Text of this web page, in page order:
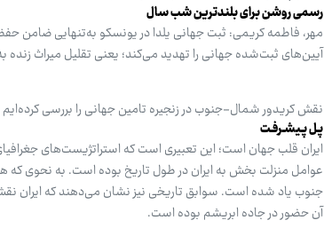
رسمی روشن برای بلندترین شب سال
مهر، فاطمه کریمی: ثبت جهانی یلدا در یونسکو به‌تنهایی ضامن
آیین‌های ثبت‌شده جهانی را تهدید می‌کند؛ یعنی تقلیل میراث زنده
نقش کریدور شمال-جنوب در زنجیره تامین جهانی را بررسی کرده‌ایم
پـل پـیشـرفـت
ایران قلب جهان است؛ این تعبیری است که استراتژیست‌های
عوامل منزلت بخش به ایران در طول تاریخ بوده است. به نحوی که
جنوب یاد شده است. سوابق تاریخی نیز نشان می‌دهند که ایران
آن حضور در جاده ابریشم بوده است.